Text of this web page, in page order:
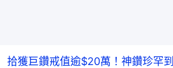
拾獲巨鑽戒值逾$20萬！神鑽珍罕